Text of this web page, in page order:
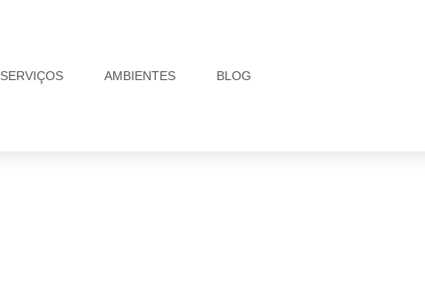
SERVIÇOS AMBIENTES BLOG